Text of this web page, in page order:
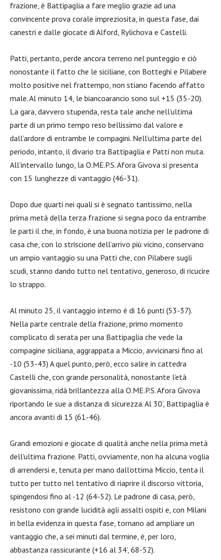
frazione, è Battipaglia a fare meglio grazie ad una
convincente prova corale impreziosita, in questa fase, dai
canestri e dalle giocate di Alford, Rylichova e Castelli.
Patti, pertanto, perde ancora terreno nel punteggio e ciò
nonostante il fatto che le siciliane, con Botteghi e Pilabere
molto positive nel frattempo, non stiano facendo affatto
male. Al minuto 14, le biancoarancio sono sul +15 (35-20).
La gara, davvero stupenda, resta tale anche nell’ultima
parte di un primo tempo reso bellissimo dal valore e
dall’ardore di entrambe le compagini. Nell’ultima parte del
periodo, intanto, il divario tra Battipaglia e Patti non muta.
All’intervallo lungo, la O.ME.P.S. Afora Givova si presenta
con 15 lunghezze di vantaggio (46-31).
Dopo due quarti nei quali si è segnato tantissimo, nella
prima metà della terza frazione si segna poco da entrambe
le parti il che, in fondo, è una buona notizia per le padrone di
casa che, con lo striscione dell’arrivo più vicino, conservano
un ampio vantaggio su una Patti che, con Pilabere sugli
scudi, stanno dando tutto nel tentativo, generoso, di ricucire
lo strappo.
Al minuto 25, il vantaggio interno è di 16 punti (53-37).
Nella parte centrale della frazione, primo momento
complicato di serata per una Battipaglia che vede la
compagine siciliana, aggrappata a Miccio, avvicinarsi fino al
-10 (53-43) A quel punto, però, ecco salire in cattedra
Castelli che, con grande personalità, nonostante l’età
giovanissima, ridà brillantezza alla O.ME.P.S. Afora Givova
riportando le sue a distanza di sicurezza. Al 30’, Battipaglia è
ancora avanti di 15 (61-46).
Grandi emozioni e giocate di qualità anche nella prima metà
dell’ultima frazione. Patti, ovviamente, non ha alcuna voglia
di arrendersi e, tenuta per mano dall’ottima Miccio, tenta il
tutto per tutto nel tentativo di riaprire il discorso vittoria,
spingendosi fino al -12 (64-52). Le padrone di casa, però,
resistono con grande lucidità agli assalti ospiti e, con Milani
in bella evidenza in questa fase, tornano ad ampliare un
vantaggio che, a sei minuti dal termine, è, per loro,
abbastanza rassicurante (+16 al 34’, 68-52).